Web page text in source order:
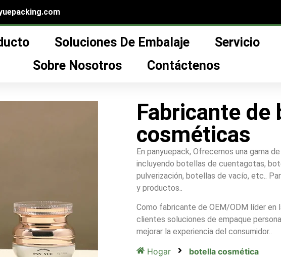
Soluciones De Embalaje Servicio
Sobre Nosotros
Contáctenos
Fabricante de
cosméticas
En panyuepack, Ofrecemos una gama
incluyendo botellas de cuentagotas,
pulverización, botellas de vacío, etc..
y productos..
Como fabricante de OEM/ODM líder en
clientes soluciones de empaque
mejorar la experiencia del consumidor..
Hogar botella cosmética